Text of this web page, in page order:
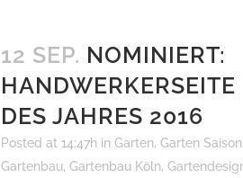
12 SEP. NOMINIERT:
HANDWERKERSEITE
DES JAHRES 2016
Posted at 14:47h in Garten, Garten Saison
Gartenbau, Gartenbau Köln,